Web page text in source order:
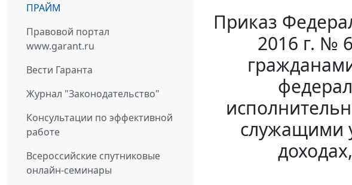
ПРАЙМ
Правовой портал
www.garant.ru
Вести Гаранта
Журнал "Законодательство"
Консультации по эффективной
работе
Всероссийские спутниковые
онлайн-семинары
Приказ
2016 г. №
служащими